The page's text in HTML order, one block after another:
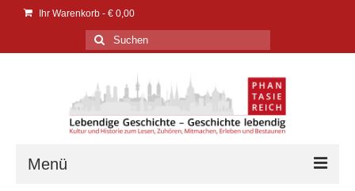
Ihr Warenkorb - € 0,00
Suchen
nach:
Menü